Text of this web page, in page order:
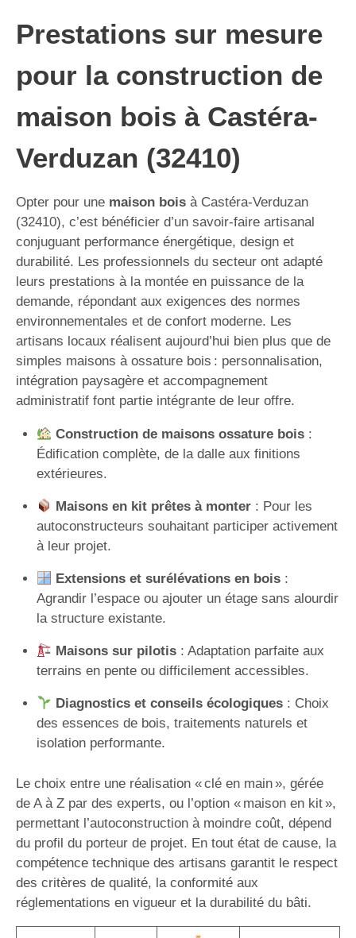
Prestations sur mesure
pour la construction de
maison bois à Castéra-
Verduzan (32410)
Opter pour une maison bois à Castéra-Verduzan
(32410), c’est bénéficier d’un savoir-faire artisanal
conjuguant performance énergétique, design et
durabilité. Les professionnels du secteur ont adapté
leurs prestations à la montée en puissance de la
demande, répondant aux exigences des normes
environnementales et de confort moderne. Les
artisans locaux réalisent aujourd’hui bien plus que de
simples maisons à ossature bois : personnalisation,
intégration paysagère et accompagnement
administratif font partie intégrante de leur offre.
Construction de maisons ossature bois:
Édification complète, de la dalle aux finitions
extérieures.
Maisons en kit prêtes à monter: Pour les
autoconstructeurs souhaitant participer activement
à leur projet.
Extensions et surélévations en bois:
Agrandir l’espace ou ajouter un étage sans alourdir
la structure existante.
Maisons sur pilotis: Adaptation parfaite aux
terrains en pente ou difficilement accessibles.
Diagnostics et conseils écologiques: Choix
des essences de bois, traitements naturels et
isolation performante.
Le choix entre une réalisation « clé en main », gérée
de A à Z par des experts, ou l’option « maison en kit »,
permettant l’autoconstruction à moindre coût, dépend
du profil du porteur de projet. En tout état de cause, la
compétence technique des artisans garantit le respect
des critères de qualité, la conformité aux
réglementations en vigueur et la durabilité du bâti.